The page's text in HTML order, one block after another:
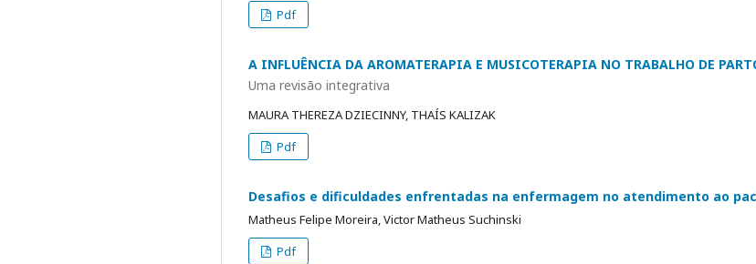
Pdf
A INFLUÊNCIA DA AROMATERAPIA E MUSICOTERAPIA NO TRABALHO DE
Uma revisão integrativa
MAURA THEREZA DZIECINNY, THAÍS KALIZAK
Pdf
Desafios e dificuldades enfrentadas na enfermagem no atendimento ao
Matheus Felipe Moreira, Victor Matheus Suchinski
Pdf